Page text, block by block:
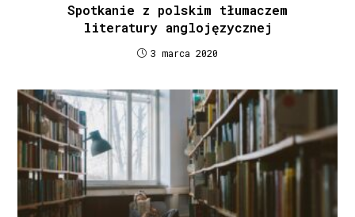
Spotkanie z polskim tłumaczem
literatury anglojęzycznej
3 marca 2020